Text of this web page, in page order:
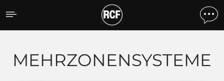
Products by feature
MEHRZONENSYSTEME